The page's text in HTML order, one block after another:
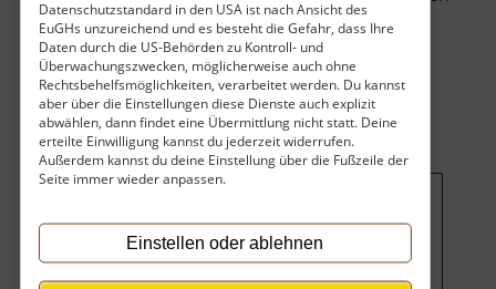
Datenschutzstandard in den USA ist nach Ansicht des
EuGHs unzureichend und es besteht die Gefahr, dass Ihre
Daten durch die US-Behörden zu Kontroll- und
Überwachungszwecken, möglicherweise auch ohne
Rechtsbehelfsmöglichkeiten, verarbeitet werden. Du kannst
aber über die Einstellungen diese Dienste auch explizit
abwählen, dann findet eine Übermittlung nicht statt. Deine
erteilte Einwilligung kannst du jederzeit widerrufen.
Außerdem kannst du deine Einstellung über die Fußzeile der
Seite immer wieder anpassen.
Einstellen oder ablehnen
ausdrücklich erwünscht. Ab und an .. »
weiterlesen über
Lehrpfad
Holzweg
Um dieses Projekt zu finanzieren,
wird hier Werbung eingeblendet.
Cookie-Einstellungen ändern.